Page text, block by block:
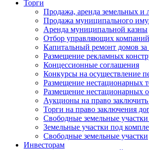
Торги
Продажа, аренда земельных и
Продажа муниципального
Аренда муниципальной казны
Отбор управляющих
Капитальный ремонт домов
Размещение рекламных
Концессионные соглашения
Конкурсы на осуществление
Размещение нестационарных
Размещение нестационарных
Аукционы на право заключить
Торги на право заключения
Свободные земельные
Земельные участки под
Свободные земельные участки
Инвесторам